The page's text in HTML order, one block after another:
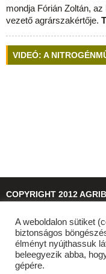
mondja Fórián Zoltán,
vezető agrárszakértője.
VIDEÓ: A
COPYRIGHT 2012
©
A weboldalon sütiket
biztonságos
élményt nyújthassuk
beleegyezik abba,
gépére.